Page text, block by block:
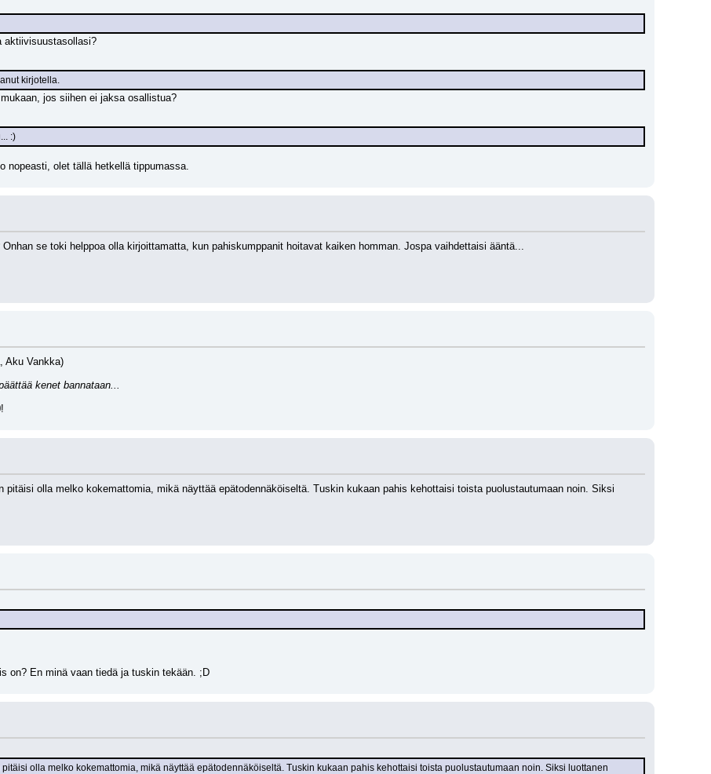
aktiivisuustasollasi?
kirjotella.
jos siihen ei jaksa osallistua?
:)
nopeasti, olet tällä hetkellä tippumassa.
se toki helppoa olla kirjoittamatta, kun pahiskumppanit hoitavat kaiken homman. Jospa vaihdettaisi ääntä...
Aku Vankka)
kenet bannataan...
pitäisi olla melko kokemattomia, mikä näyttää epätodennäköiseltä. Tuskin kukaan pahis kehottaisi toista puolustautumaan noin. Siksi
on? En minä vaan tiedä ja tuskin tekään. ;D
olla melko kokemattomia, mikä näyttää epätodennäköiseltä. Tuskin kukaan pahis kehottaisi toista puolustautumaan noin. Siksi luottanen